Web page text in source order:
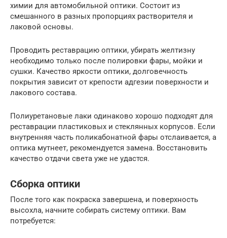
химии для автомобильной оптики. Состоит из
смешанного в разных пропорциях растворителя и
лаковой основы.
Проводить реставрацию оптики, убирать желтизну
необходимо только после полировки фары, мойки и
сушки. Качество яркости оптики, долговечность
покрытия зависит от крепости адгезии поверхности и
лакового состава.
Полиуретановые лаки одинаково хорошо подходят для
реставрации пластиковых и стеклянных корпусов. Если
внутренняя часть поликабонатной фары отслаивается, а
оптика мутнеет, рекомендуется замена. Восстановить
качество отдачи света уже не удастся.
Сборка оптики
После того как покраска завершена, и поверхность
высохла, начните собирать систему оптики. Вам
потребуется: